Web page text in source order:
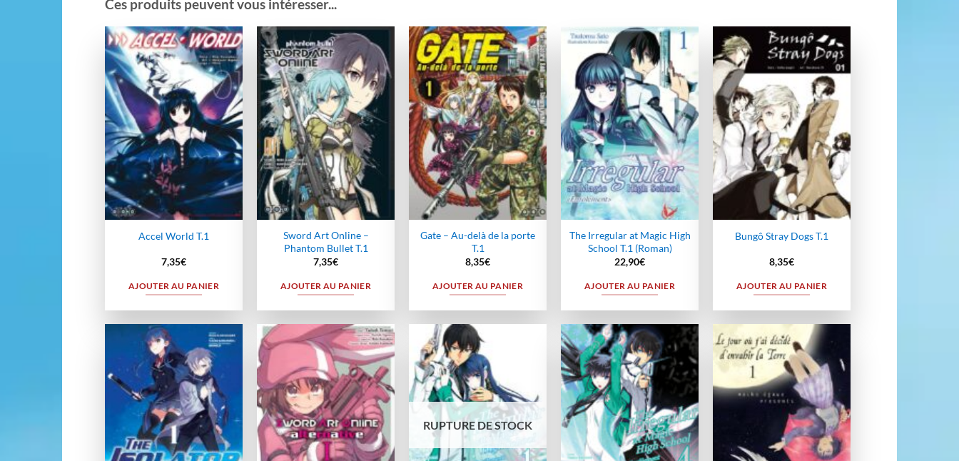
Ces produits peuvent vous intéresser...
Ajouter
à la
wishlist
Accel World T.1
7,35€
AJOUTER AU PANIER
Ajouter
à la
wishlist
Sword Art Online –
Phantom Bullet T.1
7,35€
AJOUTER AU PANIER
Ajouter
à la
wishlist
Gate – Au-delà de la porte
T.1
8,35€
AJOUTER AU PANIER
Ajouter
à la
wishlist
The Irregular at Magic High
School T.1 (Roman)
22,90€
AJOUTER AU PANIER
Ajouter
à la
wishlist
Bungô Stray Dogs T.1
8,35€
AJOUTER AU PANIER
Ajouter
à la
wishlist
Ajouter
à la
wishlist
RUPTURE DE STOCK
Ajouter
à la
wishlist
Ajouter
à la
wishlist